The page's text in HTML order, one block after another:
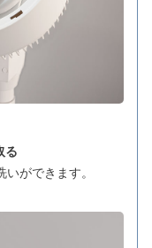
る
ができます。